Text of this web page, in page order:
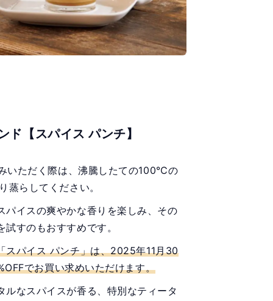
ド【スパイス パンチ】
いただく際は、沸騰したての100℃の
蒸らしてください。
パイスの爽やかな香りを楽しみ、その
すのもおすすめです。
スパイス パンチ」は、2025年11月30
でお買い求めいただけます。
ルなスパイスが香る、特別なティータ